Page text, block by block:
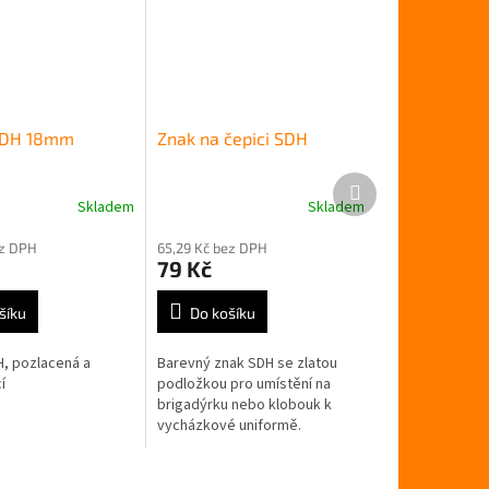
18mm
Skladem
DPH
pozlacená a
Znak na čepici SDH
produktu
je
5,0
5
hvězdiček.
Skladem
65,29 Kč bez DPH
79 Kč
Do košíku
Barevný znak SDH se zlatou
podložkou pro umístění na
brigadýrku nebo klobouk k
vycházkové uniformě.
Další
produkt